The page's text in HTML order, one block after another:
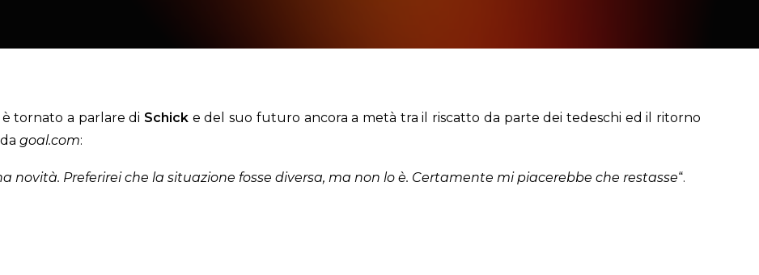
è tornato a parlare di Schick e del suo futuro ancora a metà tra il riscatto da parte dei tedeschi ed il ritorno
goal.com:
novità. Preferirei che la situazione fosse diversa, ma non lo è. Certamente mi piacerebbe che restasse“.